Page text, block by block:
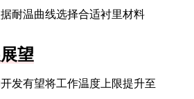
耐温曲线选择合适衬里材料
望
发有望将工作温度上限提升至